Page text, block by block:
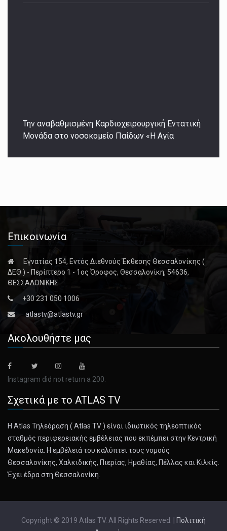
Την αναβαθμισμένη Καρδιοχειρουργική Εντατική
Μονάδα στο νοσοκομείο Παίδων «Η Αγία
Επικοινωνία
Εγνατίας 154, Εντός Διεθνούς Έκθεσης Θεσσαλονίκης (
ΔΕΘ ) - Περίπτερο 1 - 1ος Όροφος, Θεσσαλονίκη, 54636,
ΘΕΣΣΑΛΟΝΙΚΗΣ
+30 231 050 1006
atlastv@atlastv.gr
Ακολουθήστε μας
Instagram did not return a 200.
Σχετικά με το ATLAS TV
Η Atlas Τηλεόραση ( Atlas TV ) είναι ιδιωτικός τηλεοπτικός
σταθμός περιφερειακής εμβέλειας που εκπέμπει στην Κεντρική
Μακεδονία. Η εμβέλειά του καλύπτει τους νομούς
Θεσσαλονίκης, Χαλκιδικής, Πιερίας, Ημαθίας, Πέλλας και Κιλκίς.
Έχει έδρα στη Θεσσαλονίκη.
Copyright © 2019 Atlas TV. All Rights Reserved. |
Πολιτική